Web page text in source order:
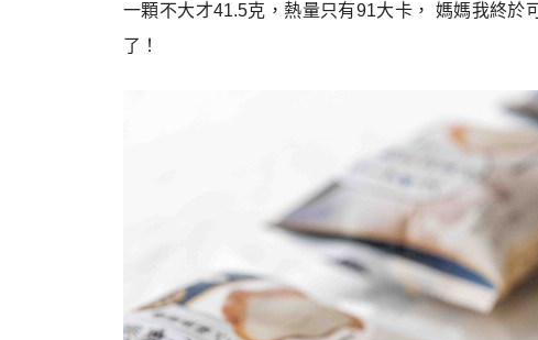
一顆不大才41.5克，熱量只有91大卡， 媽媽我終
了！